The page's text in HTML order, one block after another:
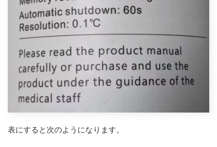
表にすると次のようになります。